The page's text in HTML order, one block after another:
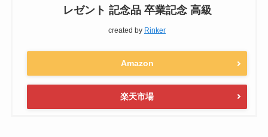
レゼント 記念品 卒業記念 高級
created by Rinker
Amazon
楽天市場